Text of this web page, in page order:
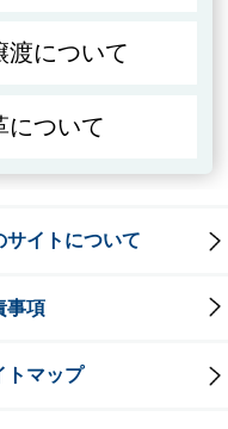
渡について
について
サイトについて
事項
トマップ